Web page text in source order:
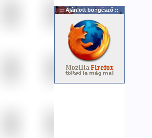
:: Ajánlott böngésző ::